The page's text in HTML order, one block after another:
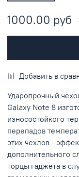
1000.00 руб
Добавить в
Ударопрочный
Galaxy Note 8
износостойкого
перепадов
этих чехлов -
дополнительного
торцы гаджета в